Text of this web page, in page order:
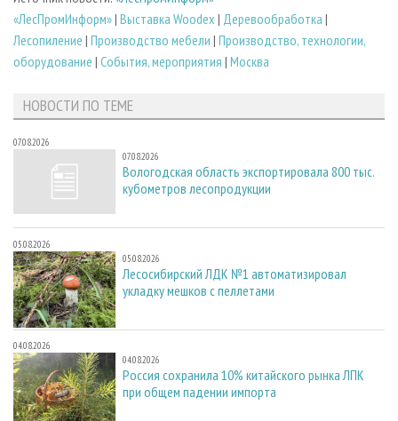
«ЛесПромИнформ»| Выставка Woodex | Деревообработка |
Лесопиление | Производство мебели | Производство, технологии,
оборудование | События, мероприятия | Москва
НОВОСТИ ПО ТЕМЕ
07.08.2026
07.08.2026
Вологодская область экспортировала 800 тыс.
кубометров лесопродукции
05.08.2026
05.08.2026
Лесосибирский ЛДК №1 автоматизировал
укладку мешков с пеллетами
04.08.2026
04.08.2026
Россия сохранила 10% китайского рынка ЛПК
при общем падении импорта